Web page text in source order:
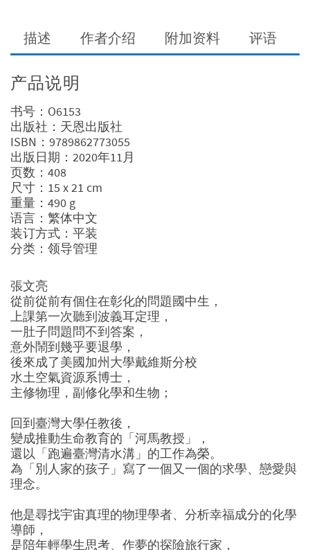
描述 作者介绍 附加资料 评语
产品说明
书号：O6153
出版社：天恩出版社
ISBN：9789862773055
出版日期：2020年11月
页数：408
尺寸：15 x 21 cm
重量：490 g
语言：繁体中文
装订方式：平装
分类：领导管理
張文亮
從前從前有個住在彰化的問題國中生，
上課第一次聽到波義耳定理，
一肚子問題問不到答案，
意外鬧到幾乎要退學，
後來成了美國加州大學戴維斯分校
水土空氣資源系博士，
主修物理，副修化學和生物；
回到臺灣大學任教後，
變成推動生命教育的「河馬教授」，
還以「跑遍臺灣清水溝」的工作為榮。
為「別人家的孩子」寫了一個又一個的求學、戀愛與
理念。
他是尋找宇宙真理的物理學者、分析幸福成分的化學
導師，
是陪年輕學生思考、作夢的探險旅行家，